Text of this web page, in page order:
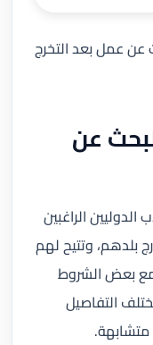
عن عمل بعد التخرج
عن
الراغبين
بلدهم، وتتيح لهم
مع بعض الشروط
التفاصيل